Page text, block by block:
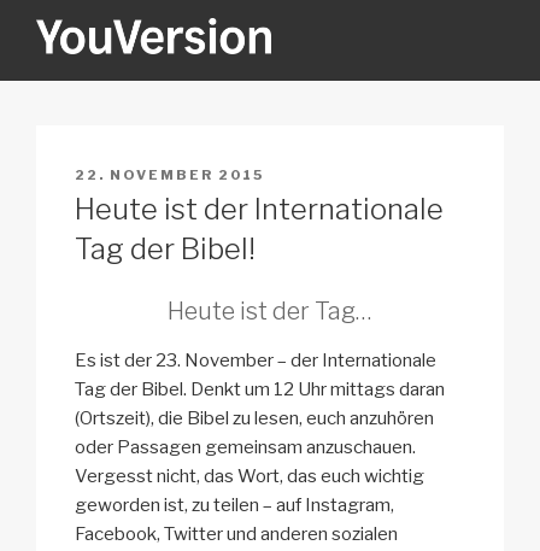
Inhalt
YOUVERSION
VERÖFFENTLICHT
AM
22. NOVEMBER 2015
Heute ist der Internationale
Tag der Bibel!
Heute ist der Tag…
Es ist der 23. November – der Internationale
Tag der Bibel. Denkt um 12 Uhr mittags daran
(Ortszeit), die Bibel zu lesen, euch anzuhören
oder Passagen gemeinsam anzuschauen.
Vergesst nicht, das Wort, das euch wichtig
geworden ist, zu teilen – auf Instagram,
Facebook, Twitter und anderen sozialen